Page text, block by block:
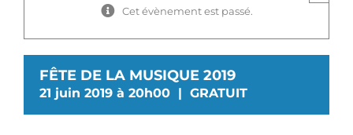
Cet évènement est passé.
FÊTE DE LA MUSIQUE 2019
21 juin 2019 à 20h00 | GRATUIT